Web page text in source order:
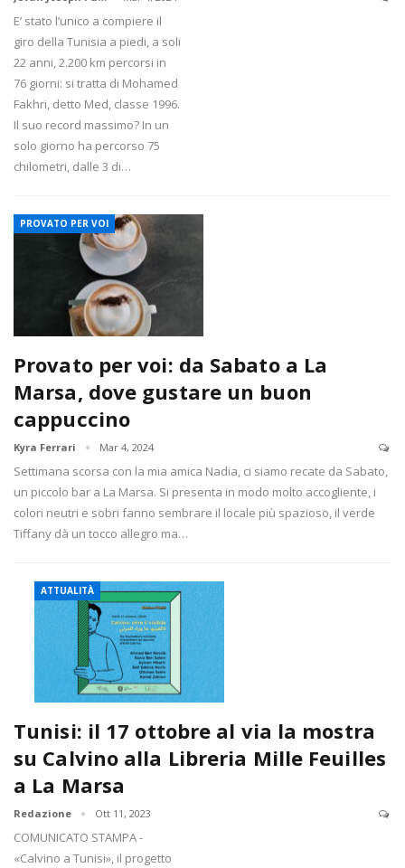
E’ stato l’unico a compiere il
giro della Tunisia a piedi, a soli
22 anni, 2.200 km percorsi in
76 giorni: si tratta di Mohamed
Fakhri, detto Med, classe 1996.
Il suo record massimo? In un
solo giorno ha percorso 75
chilometri, dalle 3 di…
PROVATO PER VOI
Provato per voi: da Sabato a La
Marsa, dove gustare un buon
cappuccino
Kyra Ferrari Mar 4, 2024
Settimana scorsa con la mia amica Nadia, ci siamo recate da Sabato,
un piccolo bar a La Marsa. Si presenta in modo molto accogliente, i
colori neutri e sobri fanno sembrare il locale più spazioso, il verde
Tiffany dà un tocco allegro ma…
ATTUALITÀ
Tunisi: il 17 ottobre al via la mostra
su Calvino alla Libreria Mille Feuilles
a La Marsa
Redazione Ott 11, 2023
COMUNICATO STAMPA -
«Calvino a Tunisi», il progetto